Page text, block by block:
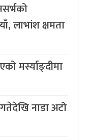
लाभांश क्षमता
मर्स्याङ्दीमा
नाडा अटो